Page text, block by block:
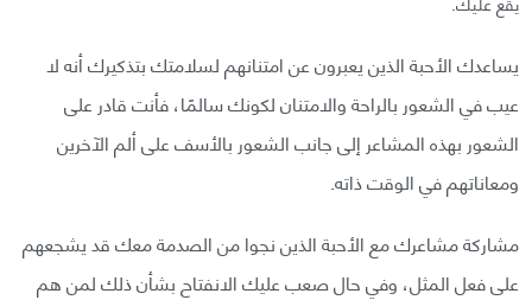
يساعدك الأحبة الذين يعبرون عن امتنانهم لسلامتك بتذكيرك أنه لا
عيب في الشعور بالراحة والامتنان لكونك سالمًا، فأنت قادر على
الشعور بهذه المشاعر إلى جانب الشعور بالأسف على ألم الآخرين
ومعاناتهم في الوقت ذاته.
مشاركة مشاعرك مع الأحبة الذين نجوا من الصدمة معك قد يشجعهم
على فعل المثل، وفي حال صعب عليك الانفتاح بشأن ذلك لمن هم